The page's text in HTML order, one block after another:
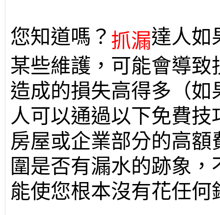
您知道嗎？ 抓漏達人如
某些維護，可能會導
造成的損失高得多（
人可以通過以下免費
房屋或企業部分的高
圍是否有漏水的跡象
能使您根本沒有花任何